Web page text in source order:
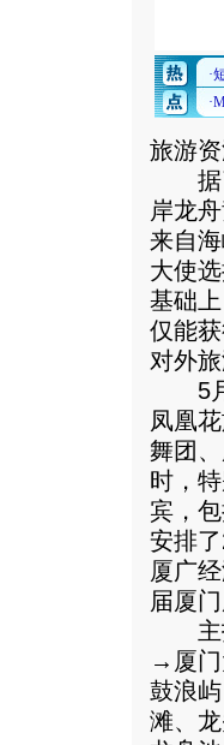
旅游
据了
岸龙
来自
大使
基础
仅能
对外
5月
凤凰
舞团
时，
宾，
安排
厦广
届厦
主打
→厦
鼓浪
滩、